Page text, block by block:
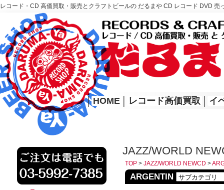
レコード・CD 高価買取・販売とクラフトビールの だるまや CD レコード DVD
レコード高価買取はこちら
HOME
│ HOME レコード高価買取 イ
JAZZ/WORLD
TOP > JAZZ/WORLD NEWCD >
ARGENTIN